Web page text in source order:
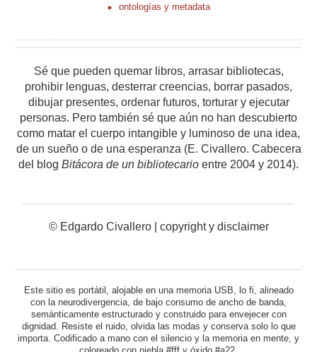
ontologías y metadata
Sé que pueden quemar libros, arrasar bibliotecas,
prohibir lenguas, desterrar creencias, borrar pasados,
dibujar presentes, ordenar futuros, torturar y ejecutar
personas. Pero también sé que aún no han descubierto
como matar el cuerpo intangible y luminoso de una idea,
de un sueño o de una esperanza (E. Civallero. Cabecera
del blog Bitácora de un bibliotecario entre 2004 y 2014).
© Edgardo Civallero | copyright y disclaimer
Este sitio es portátil, alojable en una memoria USB, lo fi, alineado
con la neurodivergencia, de bajo consumo de ancho de banda,
semánticamente estructurado y construido para envejecer con
dignidad. Resiste el ruido, olvida las modas y conserva solo lo que
importa. Codificado a mano con el silencio y la memoria en mente, y